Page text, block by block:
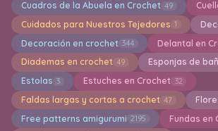
Cuadros de la Abuela en Crochet 49
Cuidados para Nuestros Tejedores 1
Decoración en crochet 344 Delantal en
Diademas en crochet 49 Esponjas de
Estolas 3 Estuches en Crochet 32
Faldas largas y cortas a crochet 47
Free patterns amigurumi 2195 Fundas en